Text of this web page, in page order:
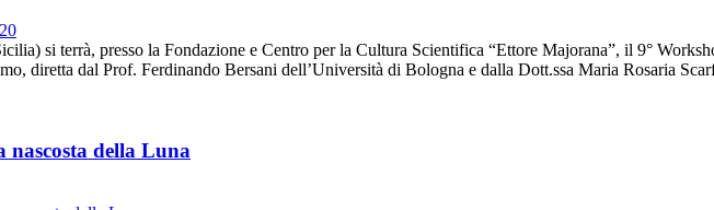
si terrà, presso la Fondazione e Centro per la Cultura Scientifica “Ettore Majorana”, il 9°
diretta dal Prof. Ferdinando Bersani dell’Università di Bologna e dalla Dott.ssa Maria Rosaria
nascosta della Luna